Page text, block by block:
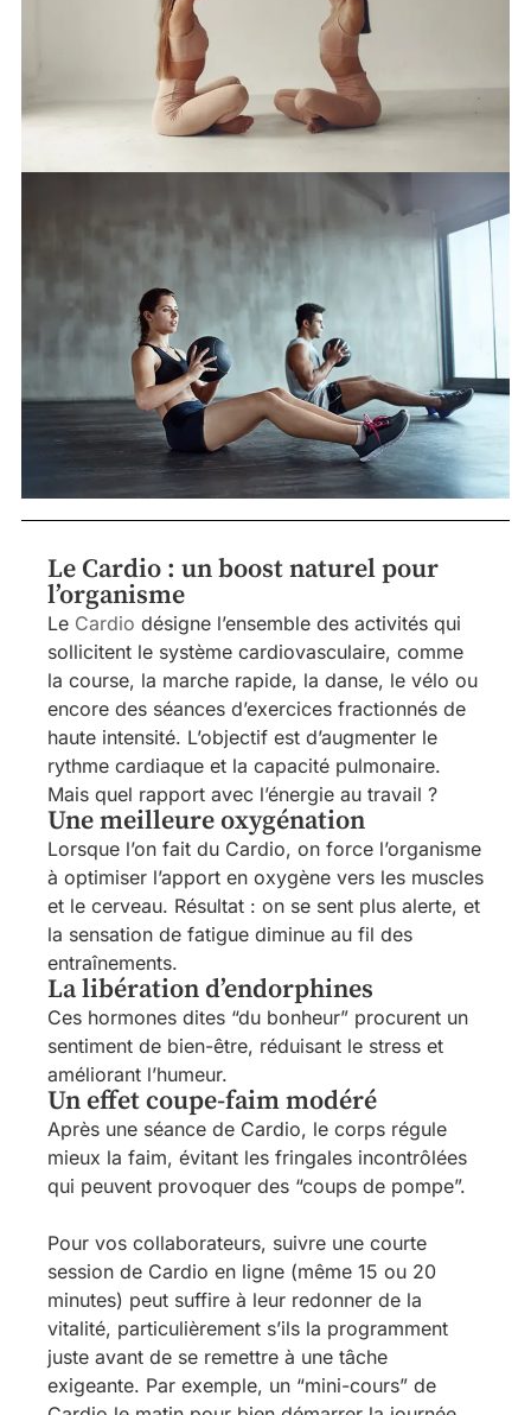
Le Cardio : un boost naturel pour
l’organisme
Le Cardio désigne l’ensemble des activités qui
sollicitent le système cardiovasculaire, comme
la course, la marche rapide, la danse, le vélo ou
encore des séances d’exercices fractionnés de
haute intensité. L’objectif est d’augmenter le
rythme cardiaque et la capacité pulmonaire.
Mais quel rapport avec l’énergie au travail ?
Une meilleure oxygénation
Lorsque l’on fait du Cardio, on force l’organisme
à optimiser l’apport en oxygène vers les muscles
et le cerveau. Résultat : on se sent plus alerte, et
la sensation de fatigue diminue au fil des
entraînements.
La libération d’endorphines
Ces hormones dites “du bonheur” procurent un
sentiment de bien-être, réduisant le stress et
améliorant l’humeur.
Un effet coupe-faim modéré
Après une séance de Cardio, le corps régule
mieux la faim, évitant les fringales incontrôlées
qui peuvent provoquer des “coups de pompe”.
Pour vos collaborateurs, suivre une courte
session de Cardio en ligne (même 15 ou 20
minutes) peut suffire à leur redonner de la
vitalité, particulièrement s’ils la programment
juste avant de se remettre à une tâche
exigeante. Par exemple, un “mini-cours” de